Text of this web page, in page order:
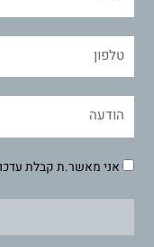
אני מאשר.ת קבלת